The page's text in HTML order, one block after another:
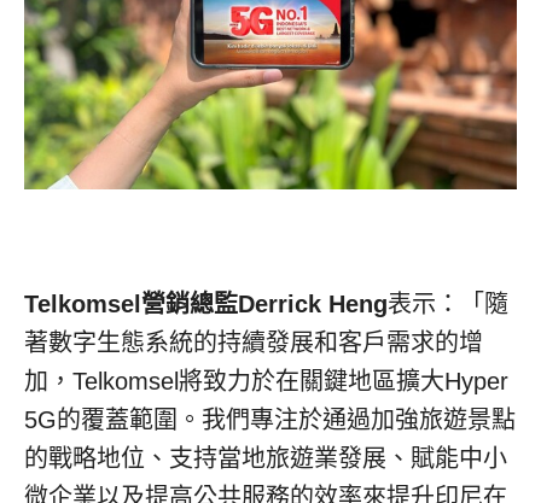
Telkomsel 營銷總監Derrick Heng表示：「隨
著數字生態系統的持續發展和客戶需求的增
加，Telkomsel將致力於在關鍵地區擴大Hyper
5G的覆蓋範圍。我們專注於通過加強旅遊景點
的戰略地位、支持當地旅遊業發展、賦能中小
微企業以及提高公共服務的效率來提升印尼在